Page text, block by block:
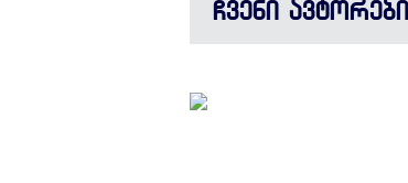
ᲩᲕᲔᲜᲘ ᲐᲕᲢᲝᲠᲔᲑᲘ